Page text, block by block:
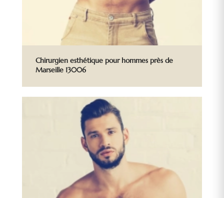
Chirurgien esthétique pour hommes près de
Marseille 13006